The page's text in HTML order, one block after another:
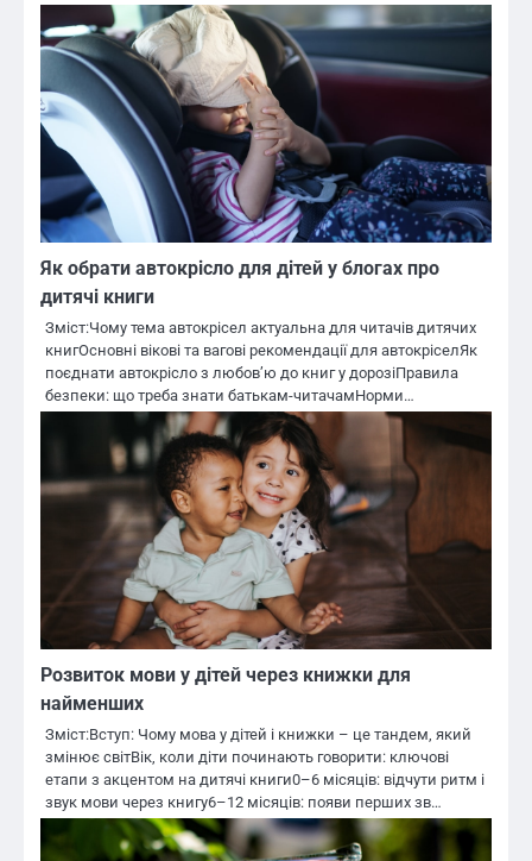
Як обрати автокрісло для дітей у блогах про
дитячі книги
Зміст:Чому тема автокрісел актуальна для читачів дитячих
книгОсновні вікові та вагові рекомендації для автокріселЯк
поєднати автокрісло з любов’ю до книг у дорозіПравила
безпеки: що треба знати батькам-читачамНорми…
Розвиток мови у дітей через книжки для
найменших
Зміст:Вступ: Чому мова у дітей і книжки – це тандем, який
змінює світВік, коли діти починають говорити: ключові
етапи з акцентом на дитячі книги0–6 місяців: відчути ритм і
звук мови через книгу6–12 місяців: появи перших зв…